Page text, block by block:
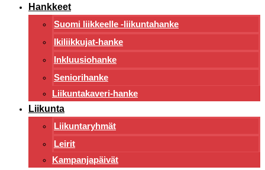
Hankkeet
Suomi liikkeelle -liikuntahanke
Ikiliikkujat-hanke
Inkluusiohanke
Seniorihanke
Liikuntakaveri-hanke
Liikunta
Liikuntaryhmät
Leirit
Kampanjapäivät